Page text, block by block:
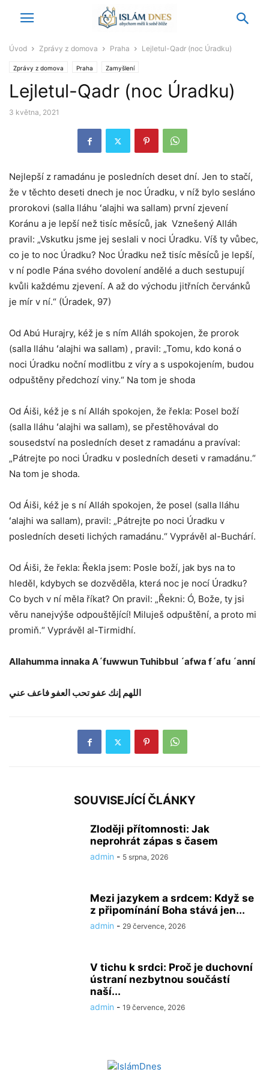
Úvod Zprávy z domova Praha Lejletul-Qadr (noc Úradku)
Zprávy z domova Praha Zamyšlení
Lejletul-Qadr (noc Úradku)
3 května, 2021
Nejlepší z ramadánu je posledních deset dní. Jen to stačí,
že v těchto deseti dnech je noc Úradku, v níž bylo sesláno
prorokovi (salla lláhu ʻalajhi wa sallam) první zjevení
Koránu a je lepší než tisíc měsíců, jak Vznešený Alláh
pravil: „Vskutku jsme jej seslali v noci Úradku. Víš ty vůbec,
co je to noc Úradku? Noc Úradku než tisíc měsíců je lepší,
v ní podle Pána svého dovolení andělé a duch sestupují
kvůli každému zjevení. A až do východu jitřních červánků
je mír v ní.“ (Úradek, 97)
Od Abú Hurajry, kéž je s ním Alláh spokojen, že prorok
(salla lláhu ʻalajhi wa sallam) , pravil: „Tomu, kdo koná o
noci Úradku noční modlitbu z víry a s uspokojením, budou
odpuštěny předchozí viny.“ Na tom je shoda
Od Áiši, kéž je s ní Alláh spokojen, že řekla: Posel boží
(salla lláhu ʻalajhi wa sallam), se přestěhovával do
sousedství na posledních deset z ramadánu a pravíval:
„Pátrejte po noci Úradku v posledních deseti v ramadánu.“
Na tom je shoda.
Od Áiši, kéž je s ní Alláh spokojen, že posel (salla lláhu
ʻalajhi wa sallam), pravil: „Pátrejte po noci Úradku v
posledních deseti lichých ramadánu.“ Vyprávěl al-Buchárí.
Od Áiši, že řekla: Řekla jsem: Posle boží, jak bys na to
hleděl, kdybych se dozvěděla, která noc je nocí Úradku?
Co bych v ní měla říkat? On pravil: „Řekni: Ó, Bože, ty jsi
věru nanejvýše odpouštějící! Miluješ odpuštění, a proto mi
promiň.“ Vyprávěl al-Tirmidhí.
Allahumma innaka A´fuwwun Tuhibbul ´afwa f´afu ´anní
اللهم إنك عفو تحب العفو فاعف عني
SOUVISEJÍCÍ ČLÁNKY
Zloději přítomnosti: Jak
neprohrát zápas s časem
admin - 5 srpna, 2026
Mezi jazykem a srdcem: Když se
z připomínání Boha stává jen...
admin - 29 července, 2026
V tichu k srdci: Proč je duchovní
ústraní nezbytnou součástí
naší...
admin - 19 července, 2026